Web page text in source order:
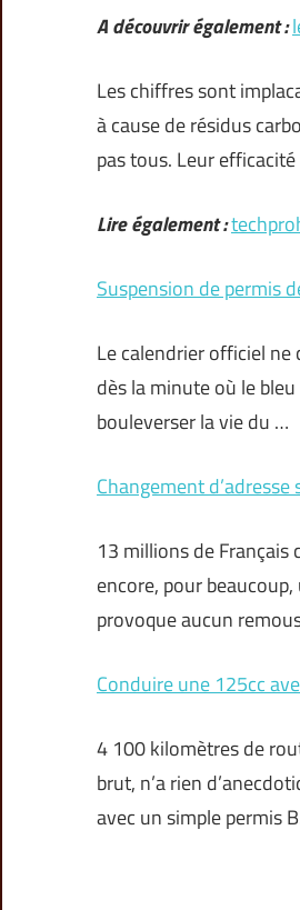
A découvrir également :
Les chiffres sont
à cause de résidus
pas tous. Leur
Lire également :
Suspension de permis
Le calendrier officiel
dès la minute où le
bouleverser la vie du …
Changement
13 millions de
encore, pour
provoque aucun
Conduire une 125cc
4 100 kilomètres de
brut, n’a rien
avec un simple permis